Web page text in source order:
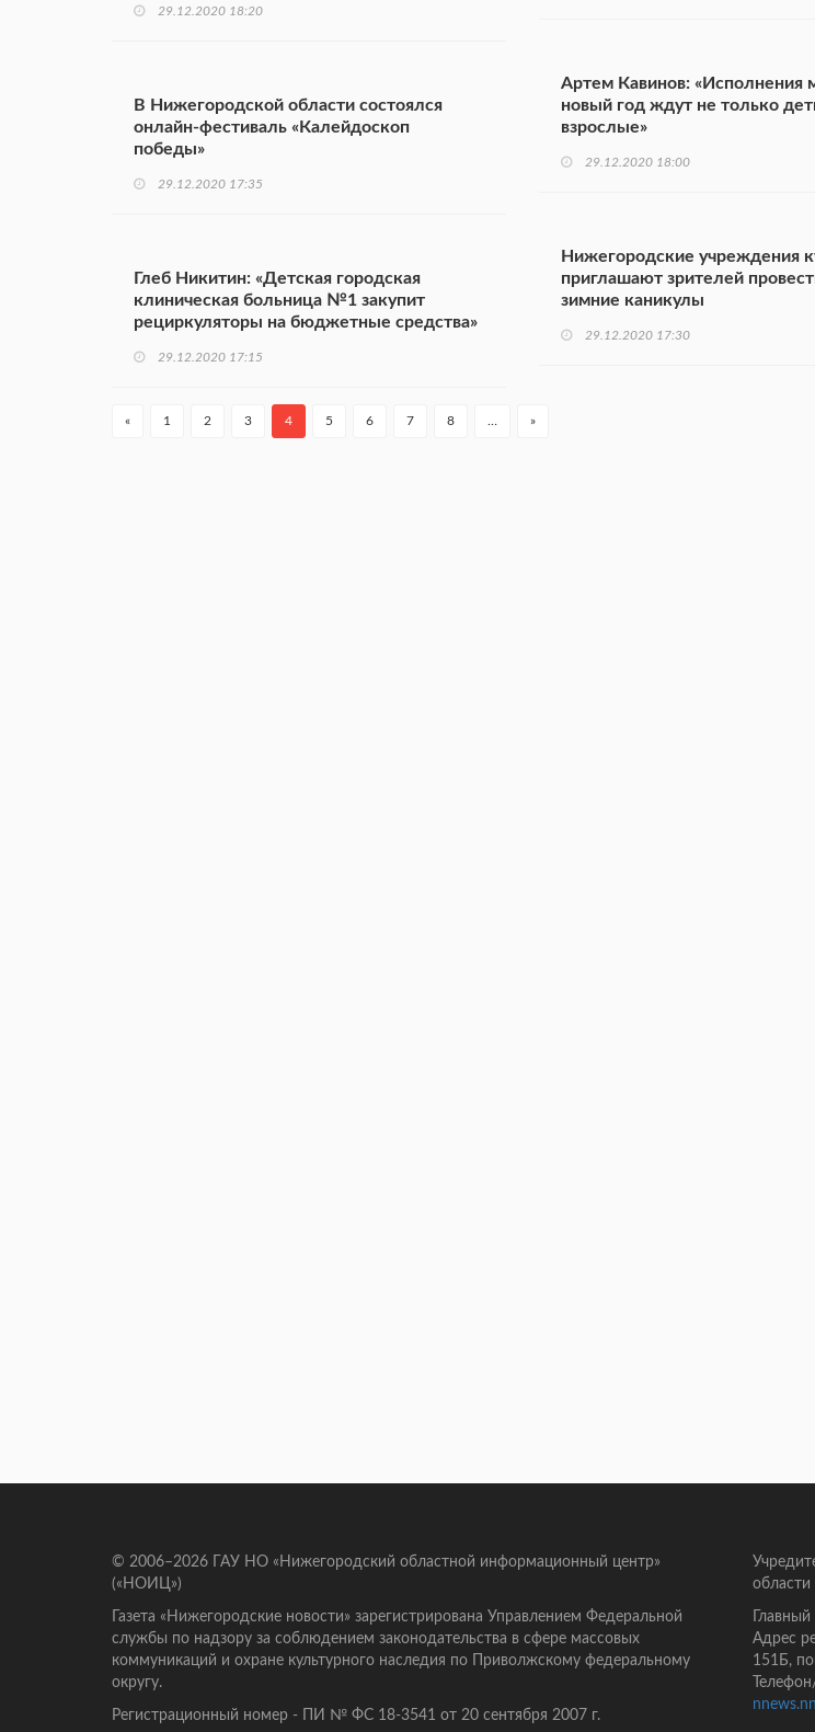
29.12.2020 18:20
Артем Кавинов: «Исполнения
новый год ждут не только
взрослые»
29.12.2020 18:00
В Нижегородской области состоялся
онлайн-фестиваль «Калейдоскоп
победы»
29.12.2020 17:35
Нижегородские учреждения
приглашают зрителей
зимние каникулы
29.12.2020 17:30
Глеб Никитин: «Детская городская
клиническая больница №1 закупит
рециркуляторы на бюджетные средства»
29.12.2020 17:15
« 1 2 3 4 5 6 7 8 … »
© 2006–2026 ГАУ НО «Нижегородский областной информационный центр»
(«НОИЦ»)
Газета «Нижегородские новости» зарегистрирована Управлением Федеральной
службы по надзору за соблюдением законодательства в сфере массовых
коммуникаций и охране культурного наследия по Приволжскому федеральному
округу.
Регистрационный номер - ПИ № ФС 18-3541 от 20 сентября 2007 г.
Адрес
151Б,